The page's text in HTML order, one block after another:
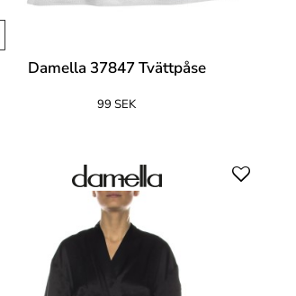
Damella 37847 Tvättpåse
99 SEK